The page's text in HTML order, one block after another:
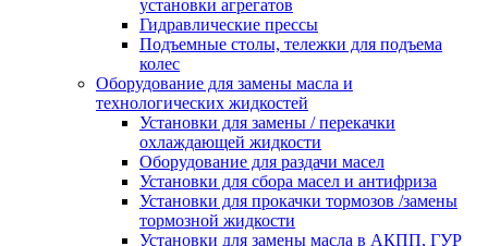
установки агрегатов
Гидравлические прессы
Подъемные столы, тележки для подъема
колес
Оборудование для замены масла и
технологических жидкостей
Установки для замены / перекачки
охлаждающей жидкости
Оборудование для раздачи масел
Установки для сбора масел и антифриза
Установки для прокачки тормозов /замены
тормозной жидкости
Установки для замены масла в АКПП, ГУР